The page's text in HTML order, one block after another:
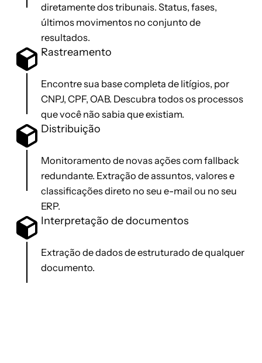
diretamente dos tribunais. Status, fases,
últimos movimentos no conjunto de
resultados.
Rastreamento
Encontre sua base completa de litígios, por
CNPJ, CPF, OAB. Descubra todos os processos
que você não sabia que existiam.​
Distribuição
Monitoramento de novas ações com fallback
redundante. Extração de assuntos, valores e
classificações direto no seu e-mail ou no seu
ERP.
Interpretação de documentos
Extração de dados de estruturado de qualquer
documento.​